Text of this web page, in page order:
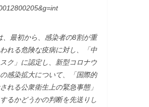
、最初から、感染者の8割が重
れる危険な疫病に対し、「中
ク」に認定し、新型コロナウ
感染拡大について、「国際的
れる公衆衛生上の緊急事態」
るかどうかの判断を先送りし